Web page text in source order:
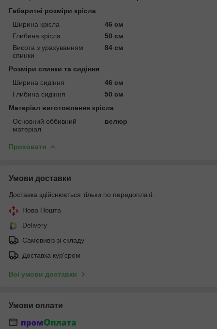
Габаритні розміри крісла
Ширина крісла
46 см
Глибина крісла
50 см
Висота з урахуванням
спинки
84 см
Розміри спинки та сидіння
Ширина сидіння
46 см
Глибина сидіння
50 см
Матеріал виготовлення крісла
Основний оббивний
матеріал
велюр
Приховати
Умови доставки
Доставка здійснюється тільки по передоплаті.
Нова Пошта
Delivery
Самовивіз зі складу
Доставка кур'єром
Всі умови доставки
Умови оплати